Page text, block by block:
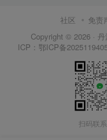
社区 免责
Copyright © 2026 ·
ICP： 鄂ICP备
扫码联